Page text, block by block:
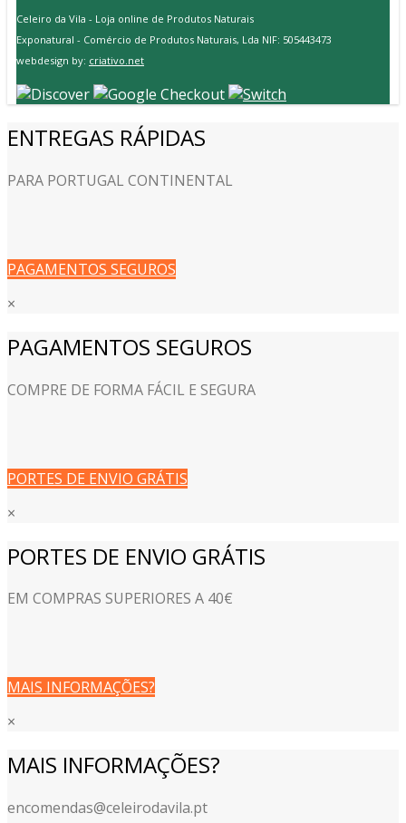
Celeiro da Vila - Loja online de Produtos Naturais
Exponatural - Comércio de Produtos Naturais, Lda NIF: 505443473
webdesign by: criativo.net
ENTREGAS RÁPIDAS
PARA PORTUGAL CONTINENTAL
PAGAMENTOS SEGUROS
×
PAGAMENTOS SEGUROS
COMPRE DE FORMA FÁCIL E SEGURA
PORTES DE ENVIO GRÁTIS
×
PORTES DE ENVIO GRÁTIS
EM COMPRAS SUPERIORES A 40€
MAIS INFORMAÇÕES?
×
MAIS INFORMAÇÕES?
encomendas@celeirodavila.pt